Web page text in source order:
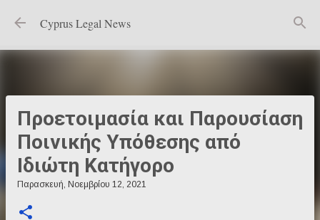
Μετάβαση στο κύριο περιεχόμενο
Cyprus Legal News
Προετοιμασία και Παρουσίαση
Ποινικής Υπόθεσης από
Ιδιώτη Κατήγορο
Παρασκευή, Νοεμβρίου 12, 2021